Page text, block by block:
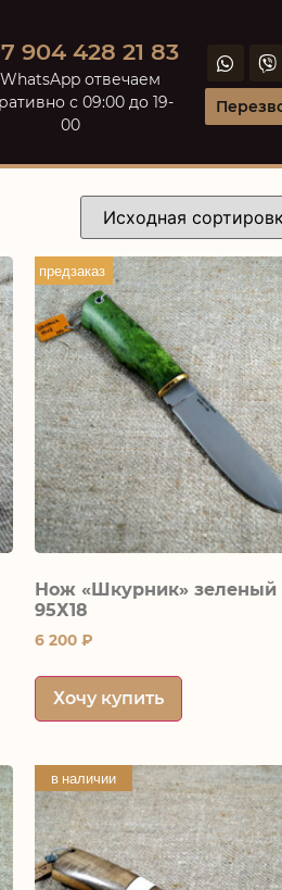
904 428 21 83
отвечаем
с 09:00 до 19-
00
предзаказ
Нож «Шкурник» зеленый
95Х18
6 200 ₽
Хочу купить
в наличии